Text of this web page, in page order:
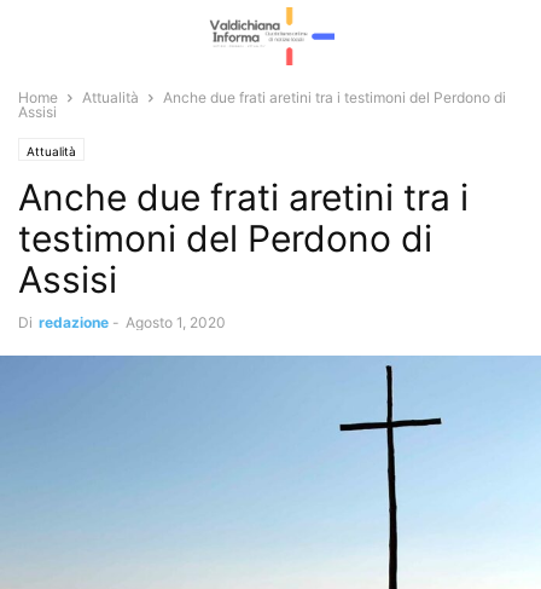
Home Attualità
Anche due frati aretini tra i testimoni del Perdono di
Assisi
Attualità
Anche due frati aretini tra i
testimoni del Perdono di
Assisi
Di redazione - Agosto 1, 2020